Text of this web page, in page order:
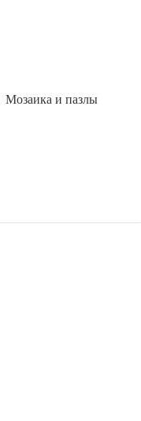
Мозаика и пазлы